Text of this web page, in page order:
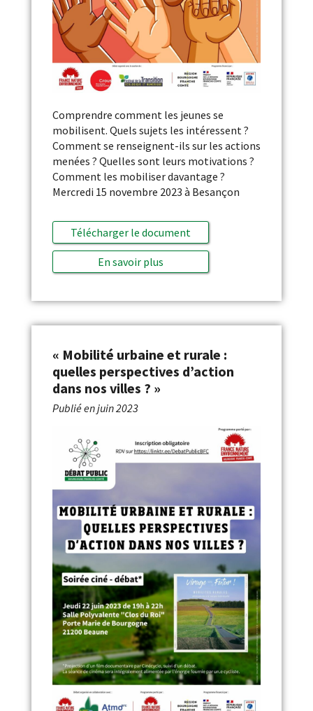
Comprendre comment les jeunes se
mobilisent. Quels sujets les intéressent ?
Comment se renseignent-ils sur les actions
menées ? Quelles sont leurs motivations ?
Comment les mobiliser davantage ?
Mercredi 15 novembre 2023 à Besançon
Télécharger le document
En savoir plus
« Mobilité urbaine et rurale :
quelles perspectives d’action
dans nos villes ? »
Publié enjuin 2023